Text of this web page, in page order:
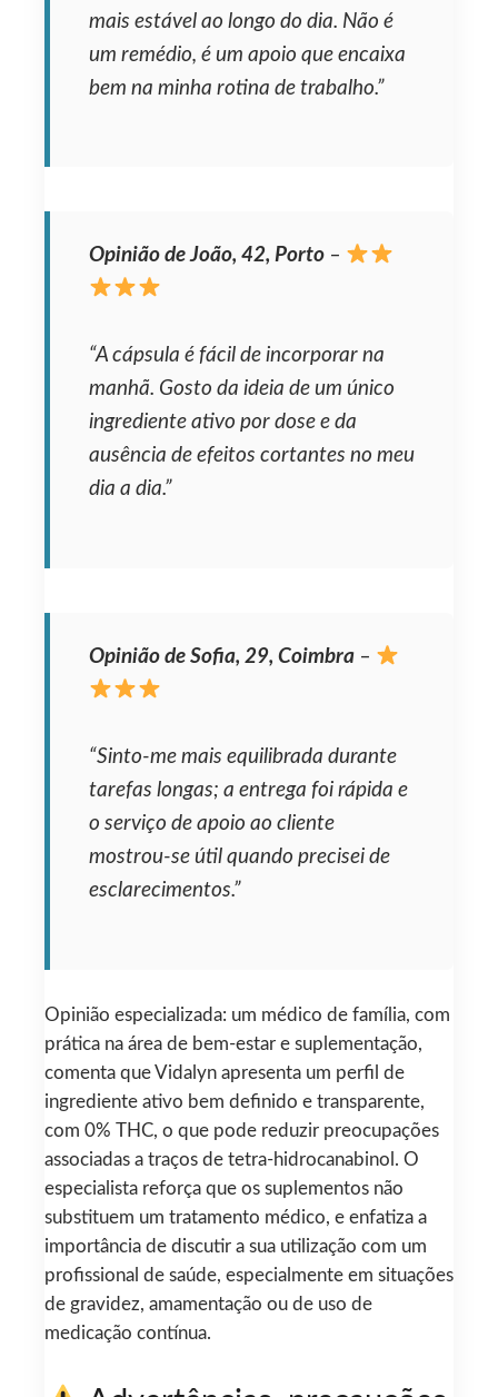
mais estável ao longo do dia. Não é
um remédio, é um apoio que encaixa
bem na minha rotina de trabalho.”
Opinião de João, 42, Porto –
“A cápsula é fácil de incorporar na
manhã. Gosto da ideia de um único
ingrediente ativo por dose e da
ausência de efeitos cortantes no meu
dia a dia.”
Opinião de Sofia, 29, Coimbra –
“Sinto-me mais equilibrada durante
tarefas longas; a entrega foi rápida e
o serviço de apoio ao cliente
mostrou-se útil quando precisei de
esclarecimentos.”
Opinião especializada: um médico de família, com
prática na área de bem-estar e suplementação,
comenta que Vidalyn apresenta um perfil de
ingrediente ativo bem definido e transparente,
com 0% THC, o que pode reduzir preocupações
associadas a traços de tetra-hidrocanabinol. O
especialista reforça que os suplementos não
substituem um tratamento médico, e enfatiza a
importância de discutir a sua utilização com um
profissional de saúde, especialmente em situações
de gravidez, amamentação ou de uso de
medicação contínua.